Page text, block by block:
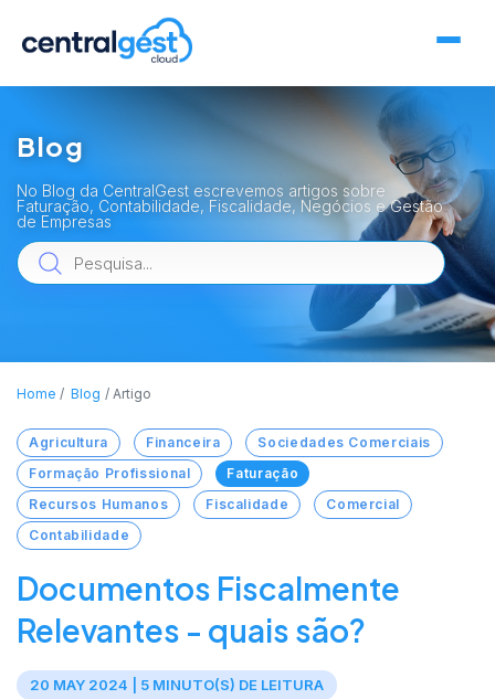
Blog
No Blog da CentralGest escrevemos artigos sobre
Faturação, Contabilidade, Fiscalidade, Negócios e Gestão
de Empresas
Home Blog Artigo
Agricultura Financeira
Sociedades Comerciais
Formação Profissional
Faturação
Recursos Humanos
Fiscalidade
Comercial
Contabilidade
Documentos Fiscalmente
Relevantes - quais são?
20 MAY 2024 | 5 MINUTO(S) DE LEITURA